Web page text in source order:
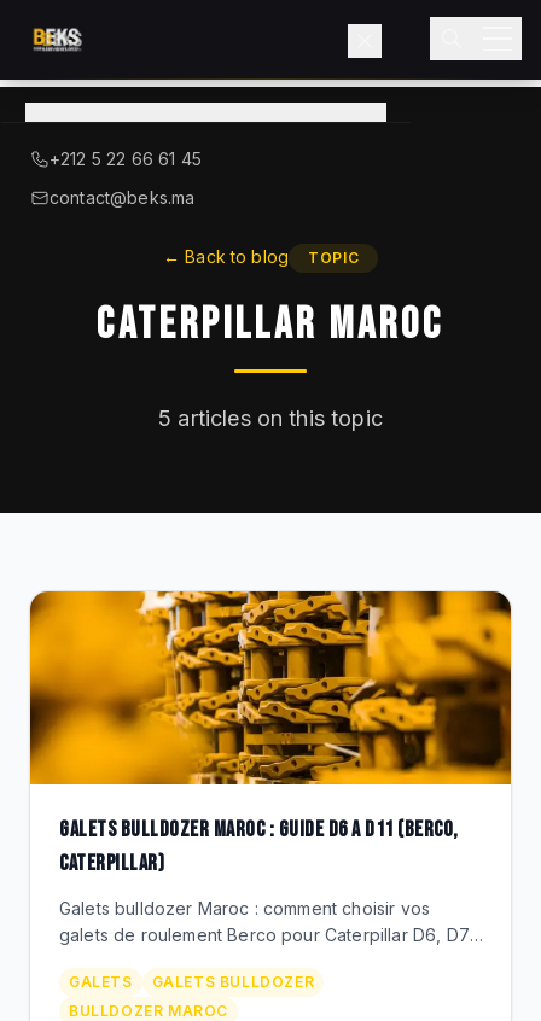
View
catalog→
LIEBHERR — OFFICIAL DISTRIBUTOR
Services
CLEARANCE
CATALOGUE
+212 5 22 66 61 45
contact@beks.ma
←Back to blog TOPIC
Caterpillar Maroc
5 articles on this topic
GALETS BULLDOZER MAROC : GUIDE D6 A D11 (BERCO,
CATERPILLAR)
Galets bulldozer Maroc : comment choisir vos
galets de roulement Berco pour Caterpillar D6, D7,
MAD, duree de vie phosphate et carrieres.
GALETS
GALETS BULLDOZER
BULLDOZER MAROC